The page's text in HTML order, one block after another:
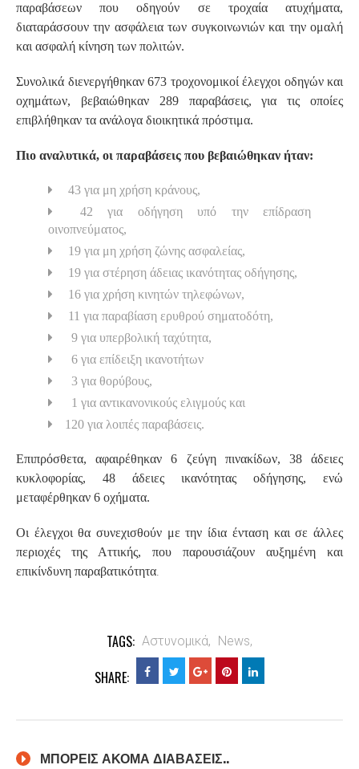
παραβάσεων που οδηγούν σε τροχαία ατυχήματα,
διαταράσσουν την ασφάλεια των συγκοινωνιών και την ομαλή
και ασφαλή κίνηση των πολιτών.
Συνολικά διενεργήθηκαν 673 τροχονομικοί έλεγχοι οδηγών και
οχημάτων, βεβαιώθηκαν 289 παραβάσεις, για τις οποίες
επιβλήθηκαν τα ανάλογα διοικητικά πρόστιμα.
Πιο αναλυτικά, οι παραβάσεις που βεβαιώθηκαν ήταν:
43 για μη χρήση κράνους,
42 για οδήγηση υπό την επίδραση
οινοπνεύματος,
19 για μη χρήση ζώνης ασφαλείας,
19 για στέρηση άδειας ικανότητας οδήγησης,
16 για χρήση κινητών τηλεφώνων,
11 για παραβίαση ερυθρού σηματοδότη,
9 για υπερβολική ταχύτητα,
6 για επίδειξη ικανοτήτων
3 για θορύβους,
1 για αντικανονικούς ελιγμούς και
120 για λοιπές παραβάσεις.
Επιπρόσθετα, αφαιρέθηκαν 6 ζεύγη πινακίδων, 38 άδειες
κυκλοφορίας, 48 άδειες ικανότητας οδήγησης, ενώ
μεταφέρθηκαν 6 οχήματα.
Οι έλεγχοι θα συνεχισθούν με την ίδια ένταση και σε άλλες
περιοχές της Αττικής, που παρουσιάζουν αυξημένη και
επικίνδυνη παραβατικότητα.
TAGS: Αστυνομικά, News,
SHARE:
ΜΠΟΡΕΙΣ ΑΚΟΜΑ ΔΙΑΒΑΣΕΙΣ..